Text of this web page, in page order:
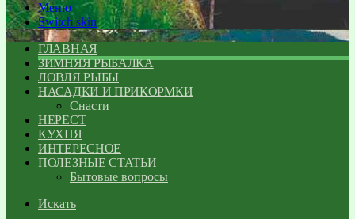
Меню
Switch skin
ГЛАВНАЯ
ЗИМНЯЯ РЫБАЛКА
ЛОВЛЯ РЫБЫ
НАСАДКИ И ПРИКОРМКИ
Снасти
НЕРЕСТ
КУХНЯ
ИНТЕРЕСНОЕ
ПОЛЕЗНЫЕ СТАТЬИ
Бытовые вопросы
Искать